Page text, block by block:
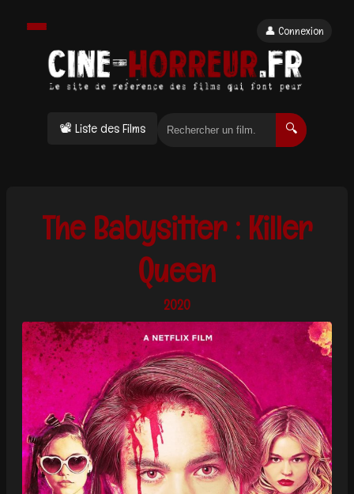
📽 Liste des Films 🔍
👤 Connexion
The Babysitter : Killer
Queen
2020